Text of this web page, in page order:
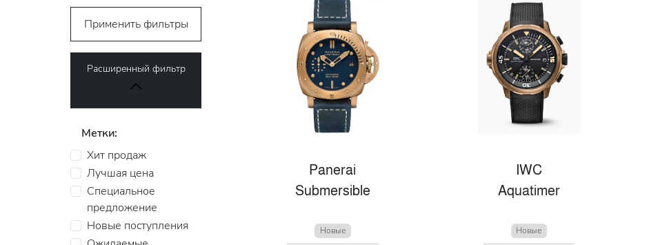
Применить фильтры
Расширенный фильтр
Метки:
Хит продаж
Лучшая цена
Специальное
предложение
Новые поступления
Panerai
Submersible
Новые
IWC
Aquatimer
Новые